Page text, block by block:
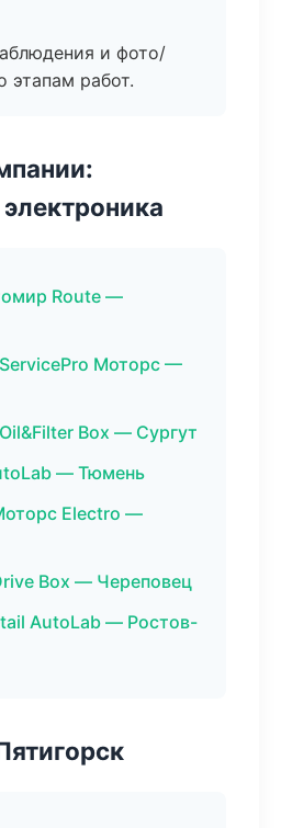
и фото/
этапам работ.
Route —
Моторс —
Box — Сургут
— Тюмень
Electro —
Box — Череповец
AutoLab — Ростов-